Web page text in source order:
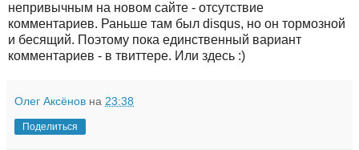
непривычным на новом сайте - отсутствие
комментариев. Раньше там был disqus, но он тормозной
и бесящий. Поэтому пока единственный вариант
комментариев - в твиттере. Или здесь :)
Олег Аксёнов на 23:38
Поделиться